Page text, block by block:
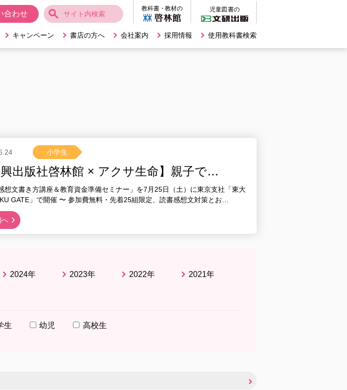
合わせ
キャンペーン 書店の方へ 会社案内 採用情報 使用教科書検索
小学生
興出版社啓林館 × アクサ生命】親子で…
想文書き方講座＆教育資金準備セミナー」を7月25日（土）に東京支社「東大
GATE」で開催 〜 参加費無料・先着25組限定、読書感想文対策とお…
へ
2024年 2023年 2022年 2021年
生 幼児 高校生